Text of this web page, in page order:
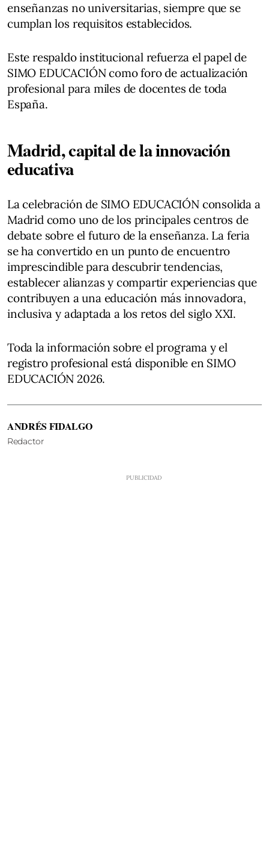
enseñanzas no universitarias, siempre que se
cumplan los requisitos establecidos.
Este respaldo institucional refuerza el papel de
SIMO EDUCACIÓN como foro de actualización
profesional para miles de docentes de toda
España.
Madrid, capital de la innovación
educativa
La celebración de SIMO EDUCACIÓN consolida a
Madrid como uno de los principales centros de
debate sobre el futuro de la enseñanza. La feria
se ha convertido en un punto de encuentro
imprescindible para descubrir tendencias,
establecer alianzas y compartir experiencias que
contribuyen a una educación más innovadora,
inclusiva y adaptada a los retos del siglo XXI.
Toda la información sobre el programa y el
registro profesional está disponible en SIMO
EDUCACIÓN 2026.
ANDRÉS FIDALGO
Redactor